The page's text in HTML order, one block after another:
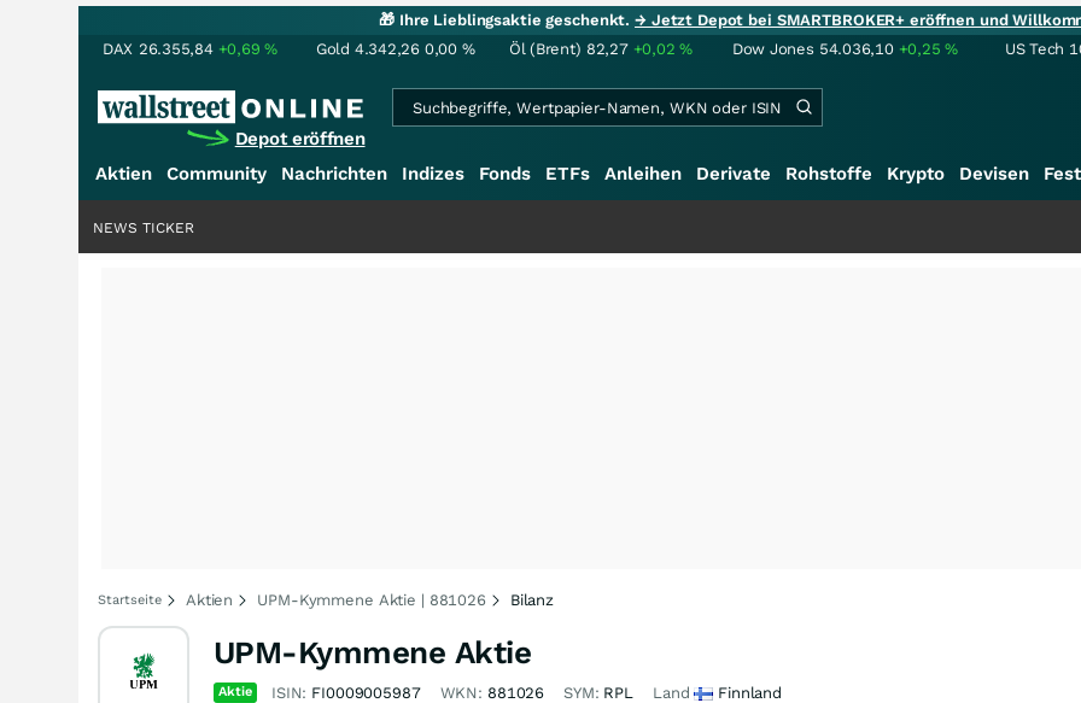
🎁 Ihre Lieblingsaktie geschenkt.→ Jetzt Depot bei SMARTBROKER+ eröffnen und
DAX 26.355,84 +0,69% Gold 4.342,26 0,00 % Öl (Brent) 82,27 +0,02% Dow Jones 54.036,10 +0,25% US Tech
Depot eröffnen
Aktien Community Nachrichten Indizes Fonds ETFs Anleihen Derivate Rohstoffe Krypto Devisen
NEWS TICKER
Startseite Aktien UPM-Kymmene Aktie | 881026 Bilanz
UPM-Kymmene Aktie
Aktie ISIN: FI0009005987 WKN: 881026 SYM: RPL Land Finnland